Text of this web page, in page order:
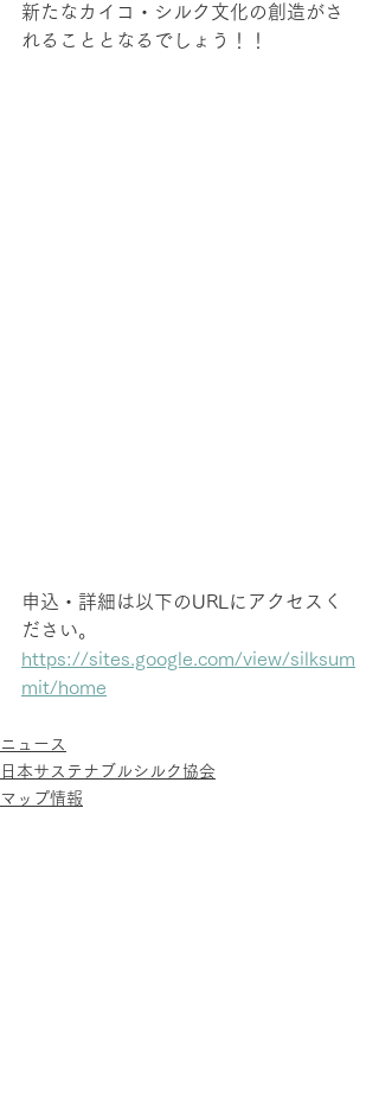
新たなカイコ・シルク文化の創造がさ
れることとなるでしょう！！
申込・詳細は以下のURLにアクセスく
ださい。
https://sites.google.com/view/silksum
mit/home
ニュース
日本サステナブルシルク協会
マップ情報